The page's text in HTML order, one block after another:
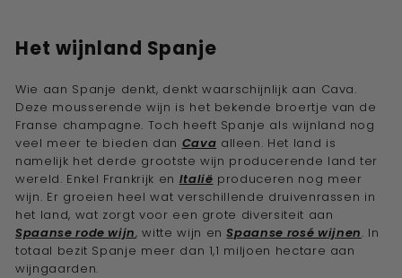
e
u
r''
Het wijnland Spanje
Wie aan Spanje denkt, denkt waarschijnlijk aan Cava.
Deze mousserende wijn is het bekende broertje van de
Franse champagne. Toch heeft Spanje als wijnland nog
veel meer te bieden dan Cava alleen. Het land is
namelijk het derde grootste wijn producerende land ter
wereld. Enkel Frankrijk en Italië produceren nog meer
wijn. Er groeien heel wat verschillende druivenrassen in
het land, wat zorgt voor een grote diversiteit aan
Spaanse rode wijn, witte wijn enSpaanse rosé wijnen. In
totaal bezit Spanje meer dan 1,1 miljoen hectare aan
wijngaarden.